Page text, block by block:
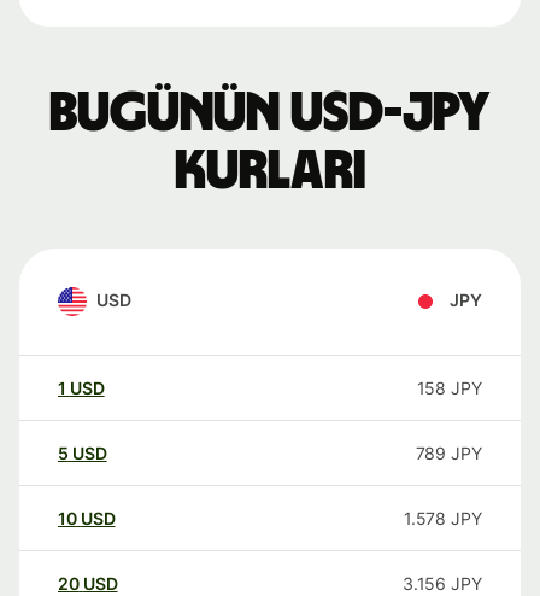
Bugünün USD-JPY
kurları
USD JPY
1 USD 158 JPY
5 USD 789 JPY
10 USD 1.578 JPY
20 USD 3.156 JPY